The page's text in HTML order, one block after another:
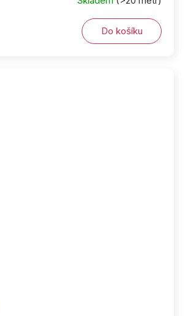
Do košíku